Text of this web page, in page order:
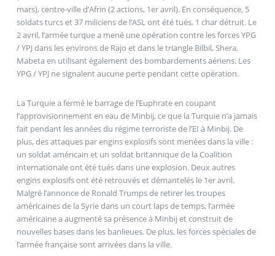
mars), centre-ville d’Afrin (2 actions, 1er avril). En conséquence, 5
soldats turcs et 37 miliciens de l’ASL ont été tués, 1 char détruit. Le
2 avril, l’armée turque a mené une opération contre les forces YPG
/ YPJ dans les environs de Rajo et dans le triangle Bilbil, Shera,
Mabeta en utilisant également des bombardements aériens. Les
YPG / YPJ ne signalent aucune perte pendant cette opération.
La Turquie a fermé le barrage de l’Euphrate en coupant
l’approvisionnement en eau de Minbij, ce que la Turquie n’a jamais
fait pendant les années du régime terroriste de l’EI à Minbij. De
plus, des attaques par engins explosifs sont menées dans la ville :
un soldat américain et un soldat britannique de la Coalition
internationale ont été tués dans une explosion. Deux autres
engins explosifs ont été retrouvés et démantelés le 1er avril.
Malgré l’annonce de Ronald Trumps de retirer les troupes
américaines de la Syrie dans un court laps de temps, l’armée
américaine a augmenté sa présence à Minbij et construit de
nouvelles bases dans les banlieues. De plus, les forces spéciales de
l’armée française sont arrivées dans la ville.